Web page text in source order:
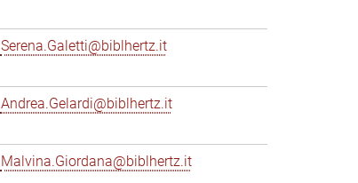
Serena.Galetti@biblhertz.it
Andrea.Gelardi@biblhertz.it
Malvina.Giordana@biblhertz.it